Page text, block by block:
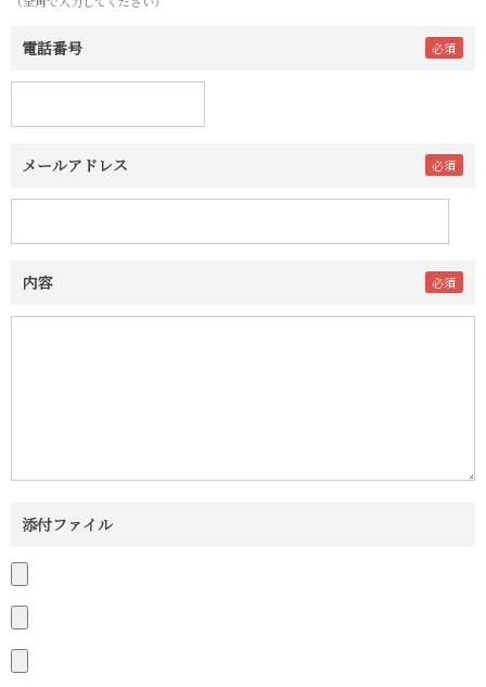
電話番号
メールアドレス
内容
添付ファイル